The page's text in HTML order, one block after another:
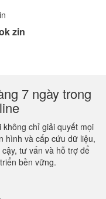
zin
7 ngày trong
chỉ giải quyết mọi
hình và cấp cứu dữ liệu,
tư vấn và hỗ trợ để
bền vững.